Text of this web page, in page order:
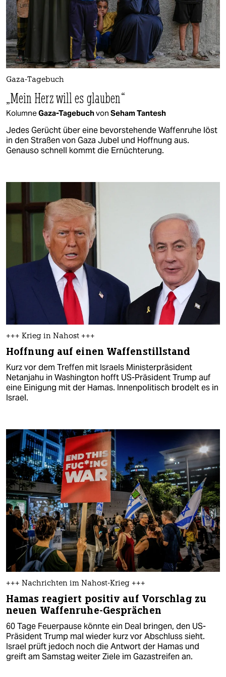
Gaza-Tagebuch
„Mein Herz will es glauben“
KolumneGaza-Tagebuchvon Seham Tantesh
Jedes Gerücht über eine bevorstehende Waffenruhe löst
in den Straßen von Gaza Jubel und Hoffnung aus.
Genauso schnell kommt die Ernüchterung.
+++ Krieg in Nahost +++
Hoffnung auf einen Waffenstillstand
Kurz vor dem Treffen mit Israels Ministerpräsident
Netanjahu in Washington hofft US-Präsident Trump auf
eine Einigung mit der Hamas. Innenpolitisch brodelt es in
Israel.
+++ Nachrichten im Nahost-Krieg +++
Hamas reagiert positiv auf Vorschlag zu
neuen Waffenruhe-Gesprächen
60 Tage Feuerpause könnte ein Deal bringen, den US-
Präsident Trump mal wieder kurz vor Abschluss sieht.
Israel prüft jedoch noch die Antwort der Hamas und
greift am Samstag weiter Ziele im Gazastreifen an.